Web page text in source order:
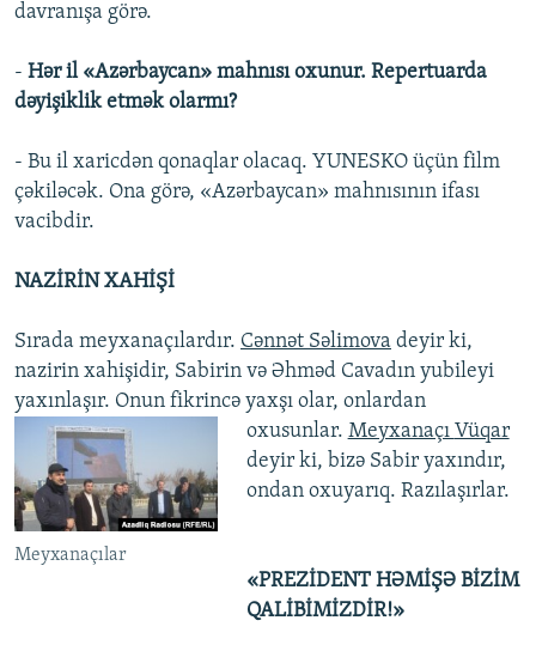
davranışa görə.
- Hər il «Azərbaycan» mahnısı oxunur. Repertuarda
dəyişiklik etmək olarmı?
- Bu il xaricdən qonaqlar olacaq. YUNESKO üçün film
çəkiləcək. Ona görə, «Azərbaycan» mahnısının ifası
vacibdir.
NAZİRİN XAHİŞİ
Sırada meyxanaçılardır. Cənnət Səlimova deyir ki,
nazirin xahişidir, Sabirin və Əhməd Cavadın yubileyi
yaxınlaşır. Onun fikrincə yaxşı olar, onlardan
oxusunlar. Meyxanaçı
Meyxanaçılar
Vüqar
deyir ki, bizə Sabir yaxındır,
ondan oxuyarıq. Razılaşırlar.
«PREZİDENT HƏMİŞƏ BİZİM
QALİBİMİZDİR!»